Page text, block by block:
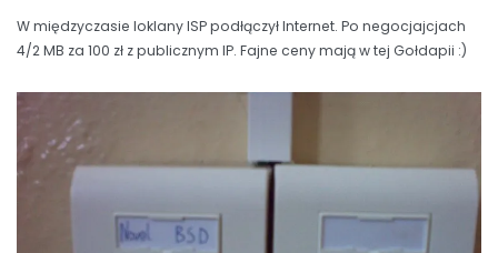
W międzyczasie loklany ISP podłączył Internet. Po negocjajcjach
4/2 MB za 100 zł z publicznym IP. Fajne ceny mają w tej Gołdapii :)